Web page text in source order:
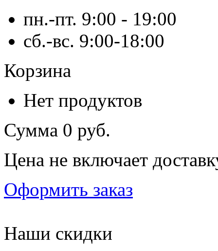
пн.-пт. 9:00 - 19:00
сб.-вс. 9:00-18:00
Корзина
Нет продуктов
Сумма 0 руб.
Цена не включает
Оформить заказ
Наши скидки